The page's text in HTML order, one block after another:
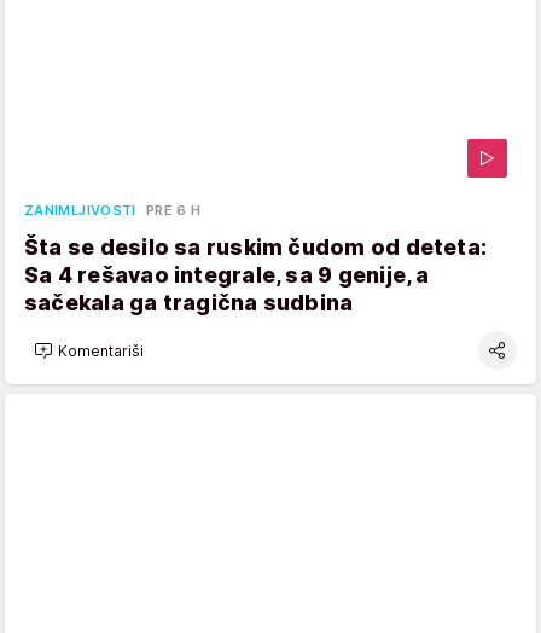
ZANIMLJIVOSTI PRE 6 H
Šta se desilo sa ruskim čudom od deteta:
Sa 4 rešavao integrale, sa 9 genije, a
sačekala ga tragična sudbina
Komentariši